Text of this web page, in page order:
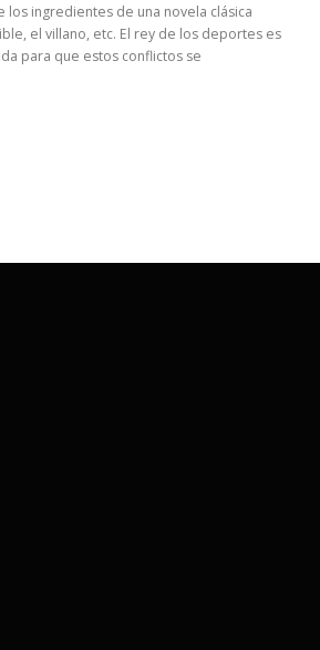
los ingredientes de una novela clásica
el villano, etc. El rey de los deportes es
para que estos conflictos se